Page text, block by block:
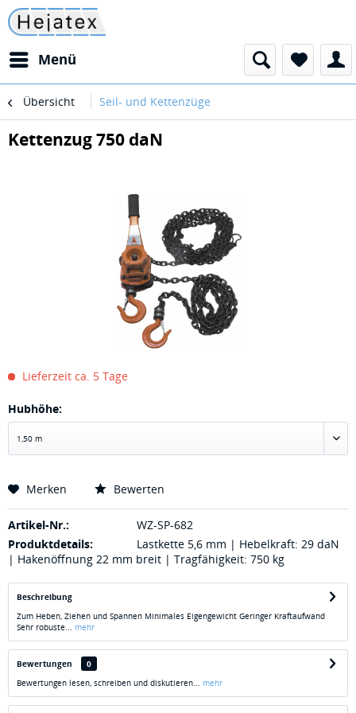
Menü
Übersicht Seil- und Kettenzüge
Kettenzug 750 daN
Lieferzeit ca. 5 Tage
Hubhöhe:
Merken Bewerten
Artikel-Nr.:
WZ-SP-682
Produktdetails:
Lastkette 5,6 mm | Hebelkraft: 29 daN
| Hakenöffnung 22 mm breit | Tragfähigkeit: 750 kg
Beschreibung
Zum Heben, Ziehen und Spannen Minimales Eigengewicht Geringer Kraftaufwand
Sehr robuste... mehr
Bewertungen
0
Bewertungen lesen, schreiben und diskutieren... mehr